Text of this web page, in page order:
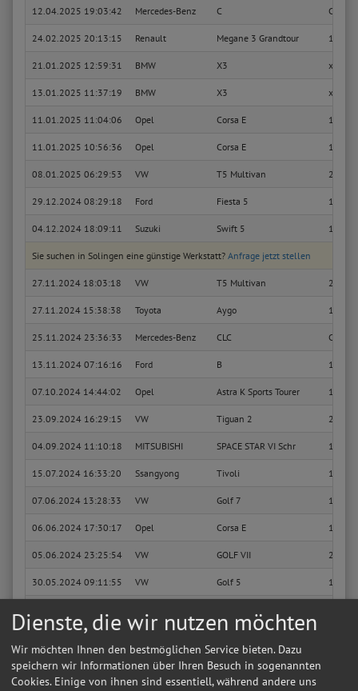
12.04.2025 19:03:42 Mercedes-Benz C C 180
24.02.2025 20:13:15 Renault Megane 3 Grandtour 1.5
21.01.2025 12:59:31 BMW X3
13.01.2025 11:37:19 BMW X3
11.01.2025 11:04:06 Opel Corsa E 1.4
11.01.2025 10:56:36 Opel Corsa E 1.4
08.01.2025 06:29:53 VW T5 Multivan 2.5 TDI
29.12.2024 08:29:18 Ford Fiesta 5 1.4
04.12.2024 18:09:11 Suzuki Swift 5 1.2
Sie suchen in Solingen eine günstige Werkstatt? Anfrage jetzt stellen
27.11.2024 18:03:18 VW T5 Multivan 2.5 TDI
27.11.2024 15:38:38 Toyota Aygo 1.0
25.11.2024 23:36:33 Mercedes-Benz CLC CLC
13.11.2024 07:16:16 Ford B 1.4
07.10.2024 14:44:02 Opel Astra K Sports Tourer 1.4
23.09.2024 16:29:15 VW Tiguan 2 2.0
04.09.2024 11:10:18 MITSUBISHI SPACE STAR VI Schr 1.0
15.07.2024 16:33:20 Ssangyong Tivoli 1.6
07.06.2024 13:28:33 VW Golf 7 1.5 TSI
06.06.2024 17:30:17 Opel Corsa E 1.6
05.06.2024 23:25:54 VW GOLF VII 2.0 TDI
30.05.2024 09:11:55 VW Golf 5 1.4 TSI
21.04.2024 11:44:11
21.04.2024 11:40:28 Ford Focus 2
Dienste, die wir nutzen möchten
Wir möchten Ihnen den bestmöglichen Service bieten. Dazu
speichern wir Informationen über Ihren Besuch in sogenannten
Cookies. Einige von ihnen sind essentiell, während andere uns